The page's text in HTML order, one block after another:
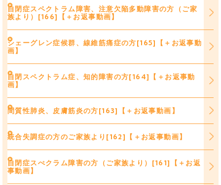
自閉症スペクトラム障害、注意欠陥多動障害の方（ご家
族より）[166]【＋お返事動画】
シェーグレン症候群、線維筋痛症の方[165]【＋お返事動
画】
自閉スペクトラム症、知的障害の方[164]【＋お返事動
画】
間質性肺炎、皮膚筋炎の方[163]【＋お返事動画】
統合失調症の方のご家族より[162]【＋お返事動画】
自閉症スぺクラム障害の方（ご家族より）[161]【＋お返
事動画】